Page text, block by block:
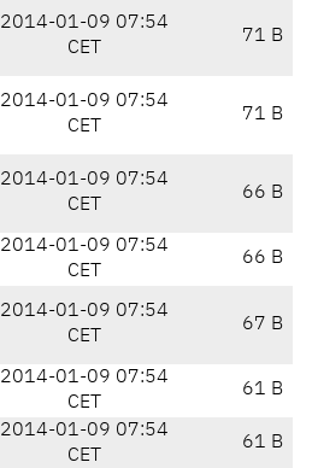
2014-01-09 07:54
CET
71 B
2014-01-09 07:54
CET
71 B
2014-01-09 07:54
CET
66 B
2014-01-09 07:54
CET
66 B
2014-01-09 07:54
CET
67 B
2014-01-09 07:54
CET
61 B
2014-01-09 07:54
CET
61 B